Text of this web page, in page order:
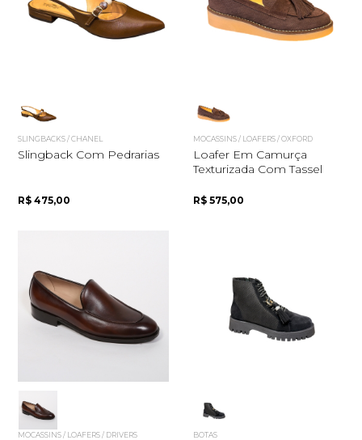
Quero me cadastrar
SLINGBACKS / CHANEL
Slingback Com Pedrarias
R$ 475,00
MOCASSINS / LOAFERS / OXFORD
Loafer Em Camurça
Texturizada Com Tassel
R$ 575,00
MOCASSINS / LOAFERS / DRIVERS BOTAS